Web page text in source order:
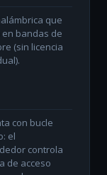
que
bandas de
(sin licencia
con bucle
el
controla
de acceso